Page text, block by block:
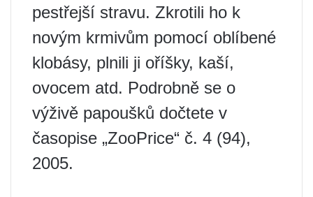
pestřejší stravu. Zkrotili ho k
novým krmivům pomocí oblíbené
klobásy, plnili ji oříšky, kaší,
ovocem atd. Podrobně se o
výživě papoušků dočtete v
časopise „ZooPrice“ č. 4 (94),
2005.